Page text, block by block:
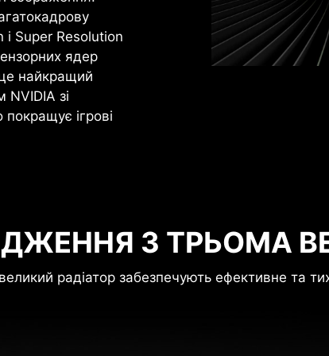
Super Resolution
ядер
найкращий
NVIDIA зі
ігрові
З ТРЬОМА
радіатор забезпечують ефективне та